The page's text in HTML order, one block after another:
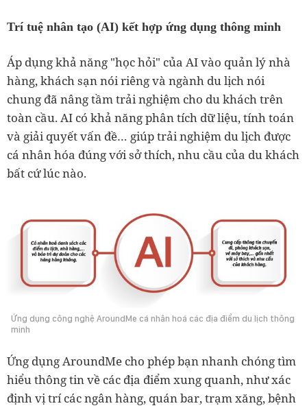
Trí tuệ nhân tạo (AI) kết hợp ứng dụng thông minh
Áp dụng khả năng "học hỏi" của AI vào quản lý nhà
hàng, khách sạn nói riêng và ngành du lịch nói
chung đã nâng tầm trải nghiệm cho du khách trên
toàn cầu. AI có khả năng phân tích dữ liệu, tính toán
và giải quyết vấn đề… giúp trải nghiệm du lịch được
cá nhân hóa đúng với sở thích, nhu cầu của du khách
bất cứ lúc nào.
Ứng dụng công nghệ AroundMe cá nhân hoá các địa điểm du lịch thông
minh
Ứng dụng AroundMe cho phép bạn nhanh chóng tìm
hiểu thông tin về các địa điểm xung quanh, như xác
định vị trí các ngân hàng, quán bar, trạm xăng, bệnh